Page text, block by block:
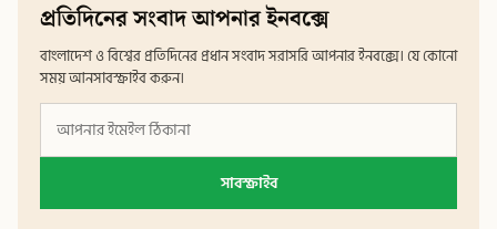
প্রতিদিনের সংবাদ আপনার ইনবক্সে
বাংলাদেশ ও বিশ্বের প্রতিদিনের প্রধান সংবাদ সরাসরি আপনার ইনবক্সে। যে কোনো
সময় আনসাবস্ক্রাইব করুন।
সাবস্ক্রাইব